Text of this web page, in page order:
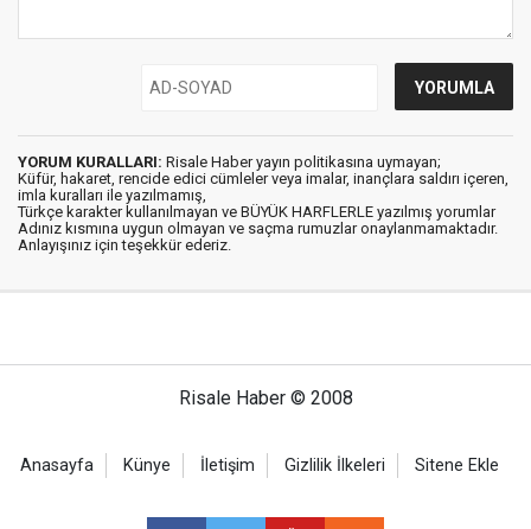
YORUM KURALLARI: Risale Haber yayın politikasına uymayan;
Küfür, hakaret, rencide edici cümleler veya imalar, inançlara saldırı içeren,
imla kuralları ile yazılmamış,
Türkçe karakter kullanılmayan ve BÜYÜK HARFLERLE yazılmış yorumlar
Adınız kısmına uygun olmayan ve saçma rumuzlar onaylanmamaktadır.
Anlayışınız için teşekkür ederiz.
Risale Haber © 2008
Anasayfa Künye İletişim Gizlilik İlkeleri Sitene Ekle